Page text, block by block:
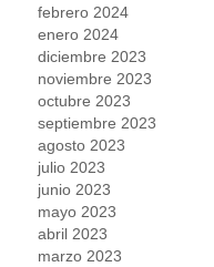
febrero 2024
enero 2024
diciembre 2023
noviembre 2023
octubre 2023
septiembre 2023
agosto 2023
julio 2023
junio 2023
mayo 2023
abril 2023
marzo 2023